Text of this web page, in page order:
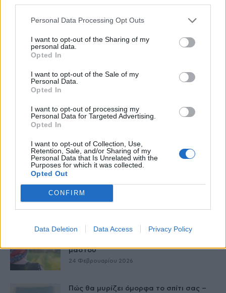
Personal Data Processing Opt Outs
I want to opt-out of the Sharing of my
personal data.
Opted In
I want to opt-out of the Sale of my
Personal Data.
Opted In
I want to opt-out of processing my
Personal Data for Targeted Advertising.
Opted In
I want to opt-out of Collection, Use,
Retention, Sale, and/or Sharing of my
Personal Data that Is Unrelated with the
Purposes for which it was collected.
Opted Out
CONFIRM
Data Deletion Data Access Privacy Policy
έναν επισκέπτη
27 Φεβρουαρίου 2026
Τατουάζ: Μπορεί να επηρεάσει μετά από
«παντοτινά χημικά»
Γερά οστά σε όλες τις ηλικίες: Χρήσιμες
συμβουλές
26 Φεβρουαρίου 2026
Ασφαλές σπίτι για τους ηλικιωμένους –
Οι αλλαγές που κάνουν τη...
μαστού
24 Φεβρουαρίου 2026
Πώς θα μυρίζει όμορφα το σπίτι σας –